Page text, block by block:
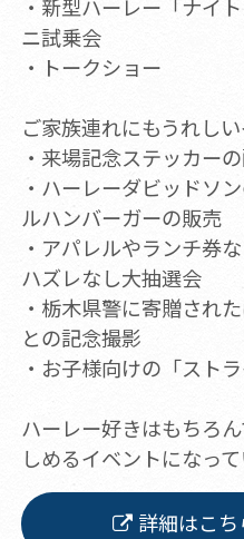
・新型ハーレー「ナイ
ニ試乗会
・トークショー
ご家族連れにもうれし
・来場記念ステッカー
・ハーレーダビッドソ
ルハンバーガーの販売
・アパレルやランチ券
ハズレなし大抽選会
・栃木県警に寄贈され
との記念撮影
・お子様向けの「スト
ハーレー好きはもちろ
しめるイベントになって
詳細はこ